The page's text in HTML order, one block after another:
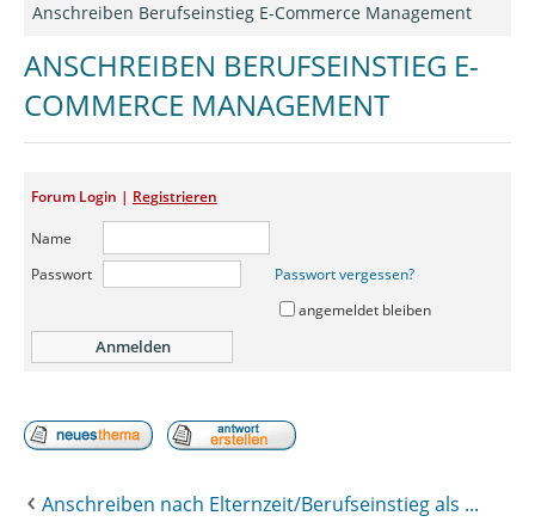
Forum
Anschreiben Berufseinstieg E-Commerce Management
ANSCHREIBEN BERUFSEINSTIEG E-
COMMERCE MANAGEMENT
Forum Login | Registrieren
Name
Passwort
Passwort vergessen?
angemeldet bleiben
Anschreiben nach Elternzeit/Berufseinstieg als ...